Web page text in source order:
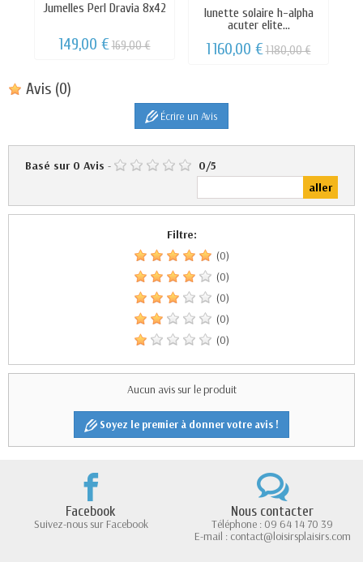
Jumelles Perl Dravia 8x42
149,00 €169,00 €
lunette solaire h-alpha
acuter elite...
1 160,00 €1 180,00 €
Avis (0)
Écrire un Avis
Basé sur 0 Avis - 0/5
Filtre:
(0)
(0)
(0)
(0)
(0)
Aucun avis sur le produit
Soyez le premier à donner votre avis !
Facebook
Suivez-nous sur Facebook
Nous contacter
Téléphone : 09 64 14 70 39
E-mail : contact@loisirsplaisirs.com